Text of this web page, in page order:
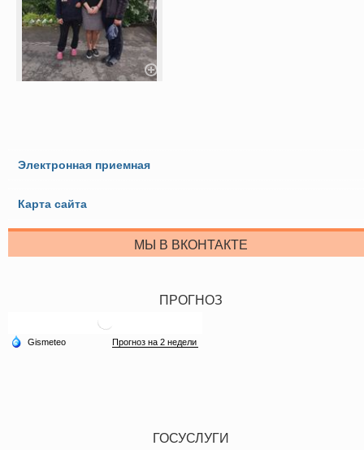
Электронная приемная
Карта сайта
МЫ В ВКОНТАКТЕ
ПРОГНОЗ
ГОСУСЛУГИ